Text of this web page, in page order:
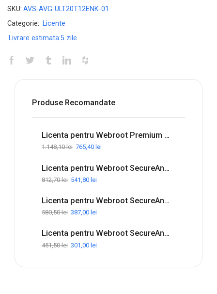
SKU: AVS-AVG-ULT20T12ENK-01
Categorie: Licente
Livrare estimata:5 zile
Produse Recomandate
Licenta pentru Webroot Premium with Allstate Identity Protection - 1-Year / 5-Device
1.148,10lei 765,40 lei
Licenta pentru Webroot SecureAnywhere Internet Security Complete - 1-Year / 5-Device
812,70lei 541,80 lei
Licenta pentru Webroot SecureAnywhere Internet Security Plus - 1-Year / 3-Device
580,50lei 387,00 lei
Licenta pentru Webroot SecureAnywhere Antivirus - 1-Year / 3-Device
451,50lei 301,00 lei